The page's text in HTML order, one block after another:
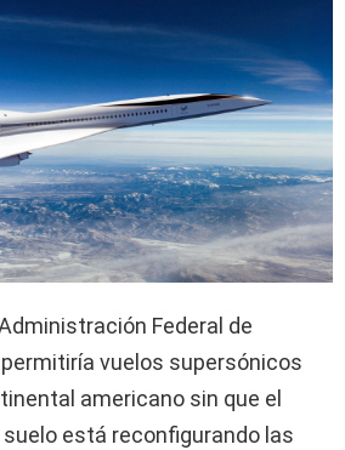
Federal de
vuelos supersónicos
americano sin que el
está reconfigurando las